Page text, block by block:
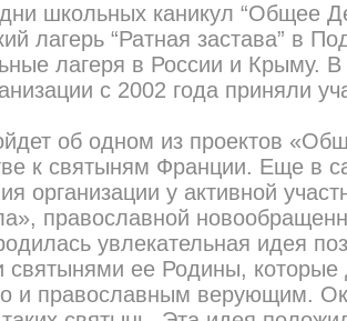
школьных каникул “Общее
лагерь “Ратная застава” в
лагеря в России и Крыму.
с 2002 года приняли
об одном из проектов
к святыням Франции. Еще в
организации у активной
православной
увлекательная идея
святынями ее Родины, которые
и православным верующим.